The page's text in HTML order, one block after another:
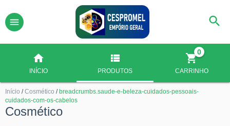
INÍCIO PRODUTOS CARRINHO
0
Início / Cosmético / breadcrumbs.saude-e-beleza-cuidados-pessoais-
cuidados-com-os-cabelos
Cosmético